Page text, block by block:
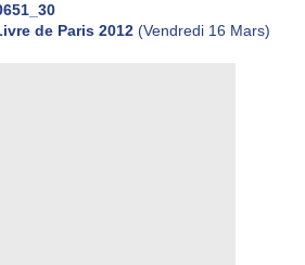
de Paris 2012(Vendredi 16 Mars)